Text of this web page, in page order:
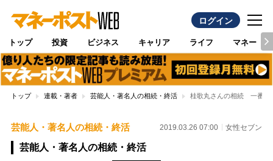
ログイン
トップ 投資 ビジネス キャリア ライフ マネー
トップ 連載・著者 芸能人・著名人の相続・終活 桂歌丸さんの相続 一番弟
芸能人・著名人の相続・終活 2019.03.26 07:00 女性セブン
芸能人・著名人の相続・終活